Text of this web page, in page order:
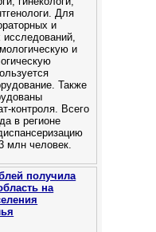
Для
и
и
Также
контроля. Всего
в регионе
млн человек.
получила
на